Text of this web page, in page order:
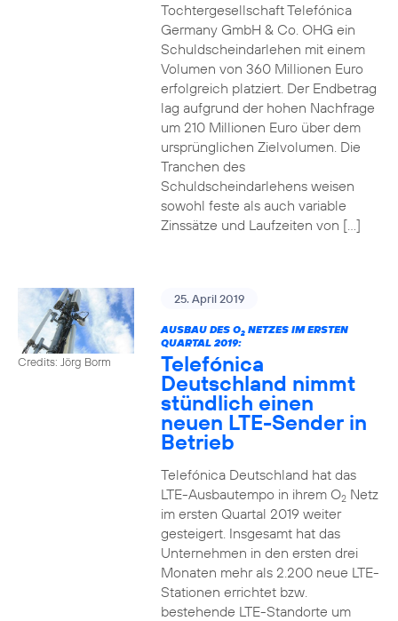
Tochtergesellschaft Telefónica
Germany GmbH & Co. OHG ein
Schuldscheindarlehen mit einem
Volumen von 360 Millionen Euro
erfolgreich platziert. Der Endbetrag
lag aufgrund der hohen Nachfrage
um 210 Millionen Euro über dem
ursprünglichen Zielvolumen. Die
Tranchen des
Schuldscheindarlehens weisen
sowohl feste als auch variable
Zinssätze und Laufzeiten von […]
Credits: Jörg Borm
25. April 2019
AUSBAU DES O2NETZES IM ERSTEN
QUARTAL 2019:
Telefónica
Deutschland nimmt
stündlich einen
neuen LTE-Sender in
Betrieb
Telefónica Deutschland hat das
LTE-Ausbautempo in ihrem O2Netz
im ersten Quartal 2019 weiter
gesteigert. Insgesamt hat das
Unternehmen in den ersten drei
Monaten mehr als 2.200 neue LTE-
Stationen errichtet bzw.
bestehende LTE-Standorte um